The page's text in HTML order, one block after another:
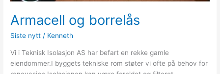
Armacell og borrelås
Siste nytt / Kenneth
Vi i Teknisk Isolasjon AS har befart en rekke gamle
eiendommer.I byggets tekniske rom støter vi ofte på behov for